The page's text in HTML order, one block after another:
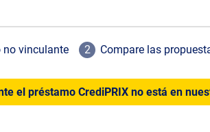
no vinculante 2 Compare las
el préstamo CrediPRIX no está en